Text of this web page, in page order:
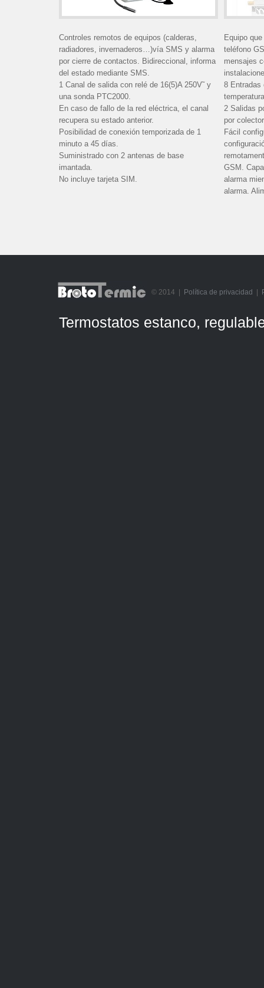
Controles remotos de equipos (calderas,
radiadores, invernaderos…)vía SMS y alarma
por cierre de contactos. Bidireccional, informa
del estado mediante SMS.
1 Canal de salida con relé de 16(5)A 250V˜ y
una sonda PTC2000.
En caso de fallo de la red eléctrica, el canal
recupera su estado anterior.
Posibilidad de conexión temporizada de 1
minuto a 45 días.
Suministrado con 2 antenas de base
imantada.
No incluye tarjeta SIM.
Equipo
teléfono
mensajes
8 Entradas
2 Salidas
por
Fácil
GSM.
alarma
alarma.
© 2014 | Política de privacidad
Termostatos estanco,